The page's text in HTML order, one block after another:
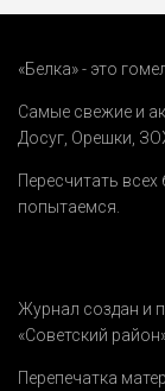
«Белка» - это
Самые свежие и
Досуг Орешки
Пересчитать
попытаемся.
Журнал создан и
«Советский
Перепечатка